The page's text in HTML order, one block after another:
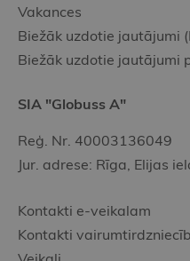
Vakances
Biežāk uzdotie jautājumi
Biežāk uzdotie jautājumi
SIA "Globuss A"
Reģ. Nr. 40003136049
Jur. adrese: Rīga, Elijas
Kontakti e-veikalam
Kontakti